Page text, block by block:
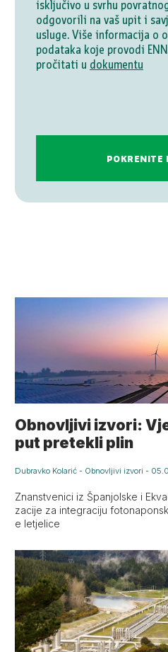
Obnovljivi izvori:
put pretekli plin
Dubravko Kolarić - Obnovljivi izvori -
Znanstvenici iz Španjolske i
zacije za integraciju
e letjelice